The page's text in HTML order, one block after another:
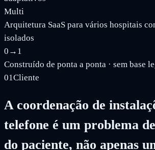
Multi
Arquitetura SaaS para vários hospitais
isolados
0→1
Construído de ponta a ponta · sem base
01Cliente
A coordenação de
telefone é um problema
do paciente, não apenas